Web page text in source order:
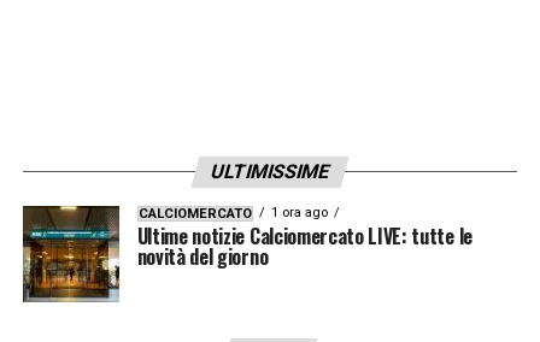
ULTIMISSIME
CALCIOMERCATO 1 ora ago
Ultime notizie Calciomercato LIVE: tutte le
novità del giorno